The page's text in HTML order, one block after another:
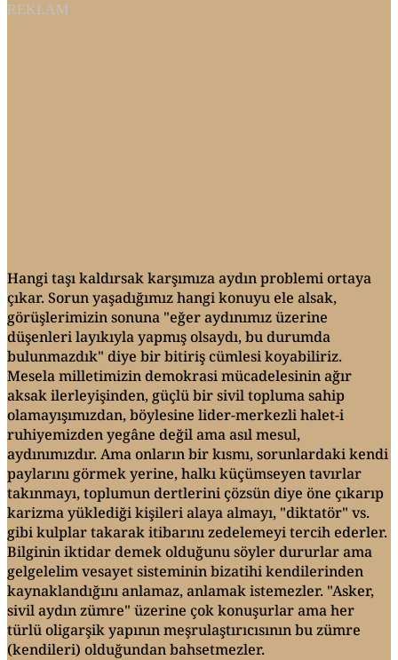
REKLAM
Hangi taşı kaldırsak karşımıza aydın problemi ortaya
çıkar. Sorun yaşadığımız hangi konuyu ele alsak,
görüşlerimizin sonuna "eğer aydınımız üzerine
düşenleri layıkıyla yapmış olsaydı, bu durumda
bulunmazdık" diye bir bitiriş cümlesi koyabiliriz.
Mesela milletimizin demokrasi mücadelesinin ağır
aksak ilerleyişinden, güçlü bir sivil topluma sahip
olamayışımızdan, böylesine lider-merkezli halet-i
ruhiyemizden yegâne değil ama asıl mesul,
aydınımızdır. Ama onların bir kısmı, sorunlardaki kendi
paylarını görmek yerine, halkı küçümseyen tavırlar
takınmayı, toplumun dertlerini çözsün diye öne çıkarıp
karizma yüklediği kişileri alaya almayı, "diktatör" vs.
gibi kulplar takarak itibarını zedelemeyi tercih ederler.
Bilginin iktidar demek olduğunu söyler dururlar ama
gelgelelim vesayet sisteminin bizatihi kendilerinden
kaynaklandığını anlamaz, anlamak istemezler. "Asker,
sivil aydın zümre" üzerine çok konuşurlar ama her
türlü oligarşik yapının meşrulaştırıcısının bu zümre
(kendileri) olduğundan bahsetmezler.